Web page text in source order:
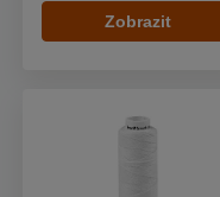
Zobrazit